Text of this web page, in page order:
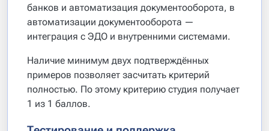
банков и автоматизация документооборота, в
автоматизации документооборота —
интеграция с ЭДО и внутренними системами.
Наличие минимум двух подтверждённых
примеров позволяет засчитать критерий
полностью. По этому критерию студия получает
1 из 1 баллов.